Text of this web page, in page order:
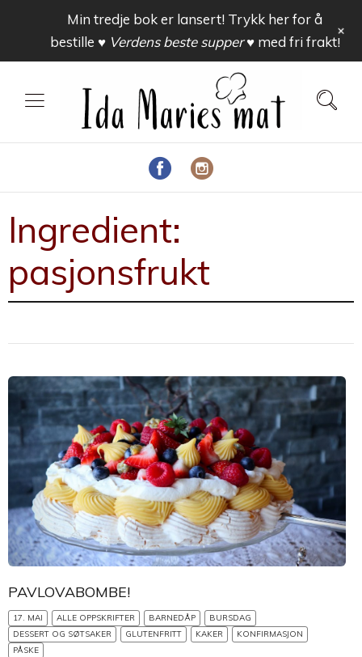
Ingredient:
pasjonsfrukt
PAVLOVABOMBE!
17. MAI ALLE OPPSKRIFTER BARNEDÅP
BURSDAG
DESSERT OG SØTSAKER
GLUTENFRITT KAKER
KONFIRMASJON
PÅSKE
Min tredje bok er lansert! Trykk her for å
bestille ♥ Verdens beste supper ♥med fri frakt!
+